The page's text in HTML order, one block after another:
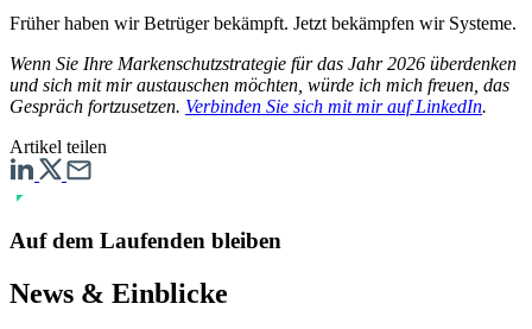
Früher haben wir Betrüger bekämpft. Jetzt bekämpfen wir Systeme.
Wenn Sie Ihre Markenschutzstrategie für das Jahr 2026 überdenken
und sich mit mir austauschen möchten, würde ich mich freuen, das
Gespräch fortzusetzen. Verbinden Sie sich mit mir auf LinkedIn.
Artikel teilen
Auf dem Laufenden bleiben
News & Einblicke